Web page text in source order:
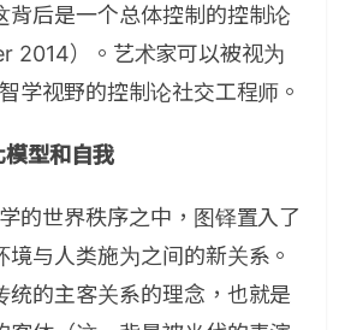
背后是一个总体控制的控制论
2014）。艺术家可以被视为
学视野的控制论社交工程师。
型和自我
的世界秩序之中，图铎置入了
与人类施为之间的新关系。
统的主客关系的理念，也就是